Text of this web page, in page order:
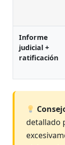
Informe
judicial +
ratificación
detallado